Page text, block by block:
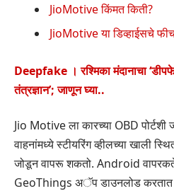
JioMotive किंमत किती?
JioMotive या डिव्हाईसचे
Deepfake । रश्मिका मंदानाचा
तंत्रज्ञान’; जाणून घ्या..
Jio Motive ला कारच्या OBD
वाहनांमध्ये स्टीयरिंग व्हीलच्या खाली
जोडून वापरू शकतो. Android
GeoThings अॅप डाउनलोड करतात